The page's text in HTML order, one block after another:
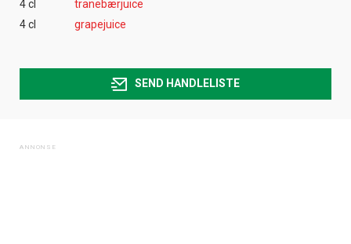
4 cl
tranebærjuice
4 cl
grapejuice
SEND HANDLELISTE